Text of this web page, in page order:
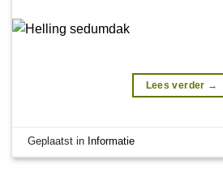
Lees verder →
Geplaatst in Informatie